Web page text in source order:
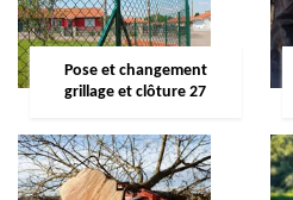
Pose et changement
grillage et clôture 27